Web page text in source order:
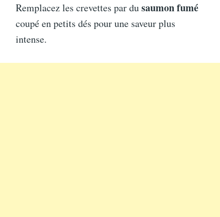
Remplacez les crevettes par dusaumon fumé
coupé en petits dés pour une saveur plus
intense.